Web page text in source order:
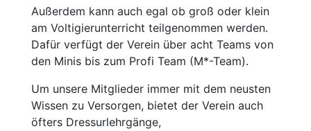
Außerdem kann auch egal ob groß oder klein
am Voltigierunterricht teilgenommen werden.
Dafür verfügt der Verein über acht Teams von
den Minis bis zum Profi Team (M*-Team).
Um unsere Mitglieder immer mit dem neusten
Wissen zu Versorgen, bietet der Verein auch
öfters Dressurlehrgänge,